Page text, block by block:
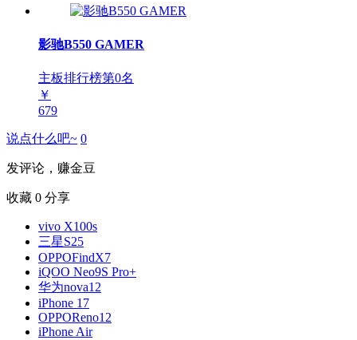
影驰B550 GAMER
主板排行榜第0名
￥
679
说点什么吧~ 0
发评论，赚金豆
收藏 0 分享
vivo X100s
三星S25
OPPOFindX7
iQOO Neo9S Pro+
华为nova12
iPhone 17
OPPOReno12
iPhone Air